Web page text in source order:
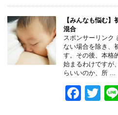
c
e
b
o
o
k
tt
er
【みんなも悩む】
混合
スポンサーリンク
ない場合を除き、
す。その後、本格
始まるわけですが
らいいのか、所 ...
F
T